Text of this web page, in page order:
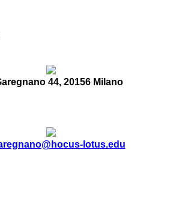
44, 20156 Milano
lotus.edu